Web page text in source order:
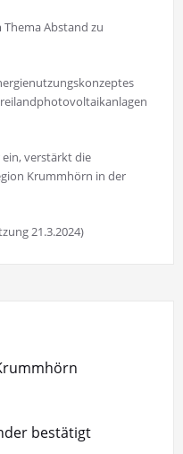
Abstand zu
verstärkt die
Krummhörn in der
21.3.2024)
bestätigt